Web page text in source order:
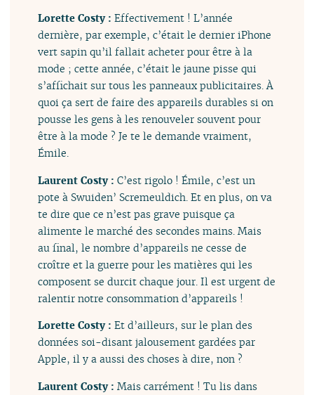
Lorette Costy :Effectivement ! L’année
dernière, par exemple, c’était le dernier iPhone
vert sapin qu’il fallait acheter pour être à la
mode ; cette année, c’était le jaune pisse qui
s’affichait sur tous les panneaux publicitaires. À
quoi ça sert de faire des appareils durables si on
pousse les gens à les renouveler souvent pour
être à la mode ? Je te le demande vraiment,
Émile.
Laurent Costy :C’est rigolo ! Émile, c’est un
pote à Swuiden’ Scremeuldich. Et en plus, on va
te dire que ce n’est pas grave puisque ça
alimente le marché des secondes mains. Mais
au final, le nombre d’appareils ne cesse de
croître et la guerre pour les matières qui les
composent se durcit chaque jour. Il est urgent de
ralentir notre consommation d’appareils !
Lorette Costy :Et d’ailleurs, sur le plan des
données soi-disant jalousement gardées par
Apple, il y a aussi des choses à dire, non ?
Laurent Costy :Mais carrément ! Tu lis dans